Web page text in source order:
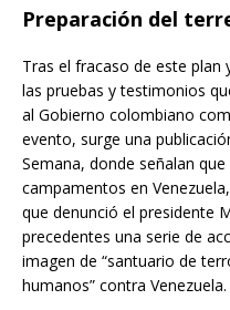
Preparación del
Tras el fracaso de este plan
las pruebas y testimonios
al Gobierno colombiano
evento, surge una
Semana, donde señalan
campamentos en
que denunció el presidente
precedentes una serie de
imagen de “santuario de
humanos” contra Venezuela.